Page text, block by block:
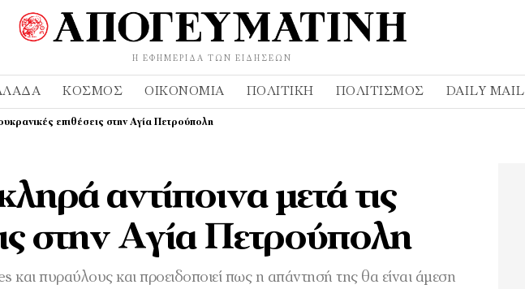
Η ΕΦΗΜΕΡΊΔΑ ΤΩΝ ΕΙΔΉΣΕΩΝ
ΚΌΣΜΟΣ ΟΙΚΟΝΟΜΊΑ ΠΟΛΙΤΙΚΉ ΠΟΛΙΤΙΣΜΌΣ DAILY MAIL
επιθέσεις στην Αγία Πετρούπολη
αντίποινα μετά τις
στην Αγία Πετρούπολη
πυραύλους και προειδοποιεί πως η απάντησή της θα είναι άμεση